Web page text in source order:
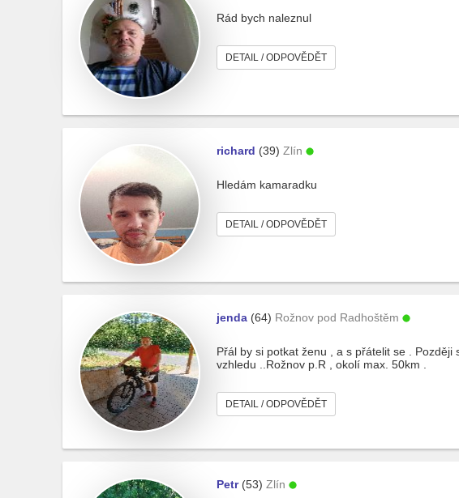
Rád bych naleznul
DETAIL / ODPOVĚDĚT
richard (39) Zlín
Hledám kamaradku
DETAIL / ODPOVĚDĚT
jenda (64) Rožnov pod Radhoštěm
Přál by si potkat ženu , a s přátelit se .
vzhledu ..Rožnov p.R , okolí max. 50km .
DETAIL / ODPOVĚDĚT
Petr(53) Zlín